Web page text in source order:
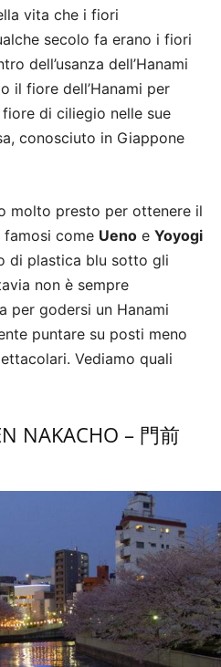
vita che i fiori
secolo fa erano i fiori
dell’usanza dell’Hanami
il fiore dell’Hanami per
di ciliegio nelle sue
conosciuto in Giappone
molto presto per ottenere il
come Ueno e Yoyogi
di plastica blu sotto gli
non è sempre
per godersi un Hanami
puntare su posti meno
Vediamo quali
NAKACHO – 門前